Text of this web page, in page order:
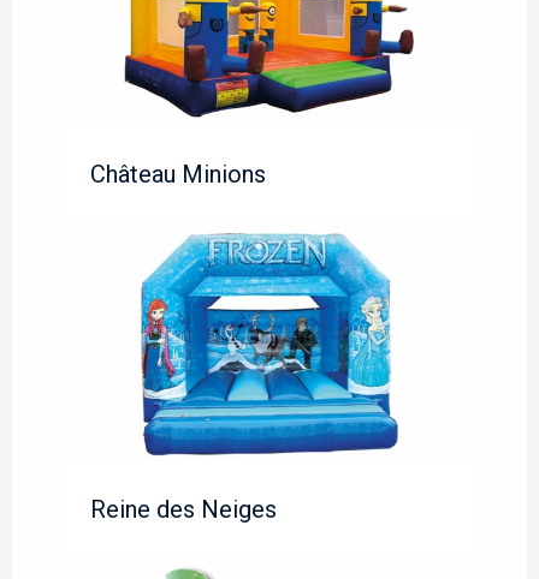
Château Minions
Reine des Neiges